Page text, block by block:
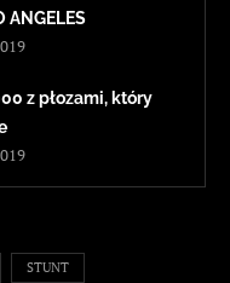
ANGELES
z płozami, który
STUNT